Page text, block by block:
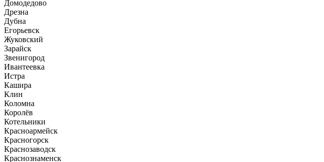
Домодедово
Дрезна
Дубна
Егорьевск
Жуковский
Зарайск
Звенигород
Ивантеевка
Истра
Кашира
Клин
Коломна
Королёв
Котельники
Красноармейск
Красногорск
Краснозаводск
Краснознаменск